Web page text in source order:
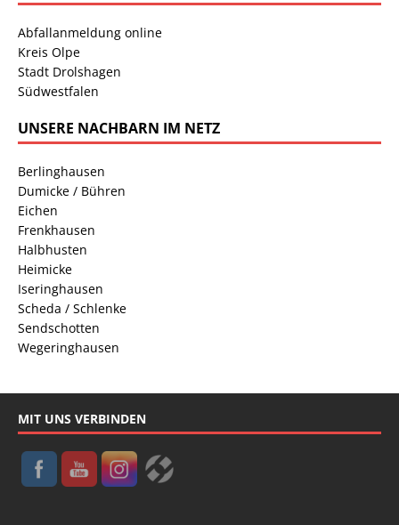
Abfallanmeldung online
Kreis Olpe
Stadt Drolshagen
Südwestfalen
UNSERE NACHBARN IM NETZ
Berlinghausen
Dumicke / Bühren
Eichen
Frenkhausen
Halbhusten
Heimicke
Iseringhausen
Scheda / Schlenke
Sendschotten
Wegeringhausen
MIT UNS VERBINDEN